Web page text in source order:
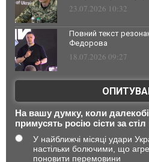
23.07.2026 10:32
Повний текст
Федорова
18.07.2026 09:27
На вашу думку, коли
примусять росію сісти за
У найближчі місяці удари
настільки болючими, що
поновити перемовини